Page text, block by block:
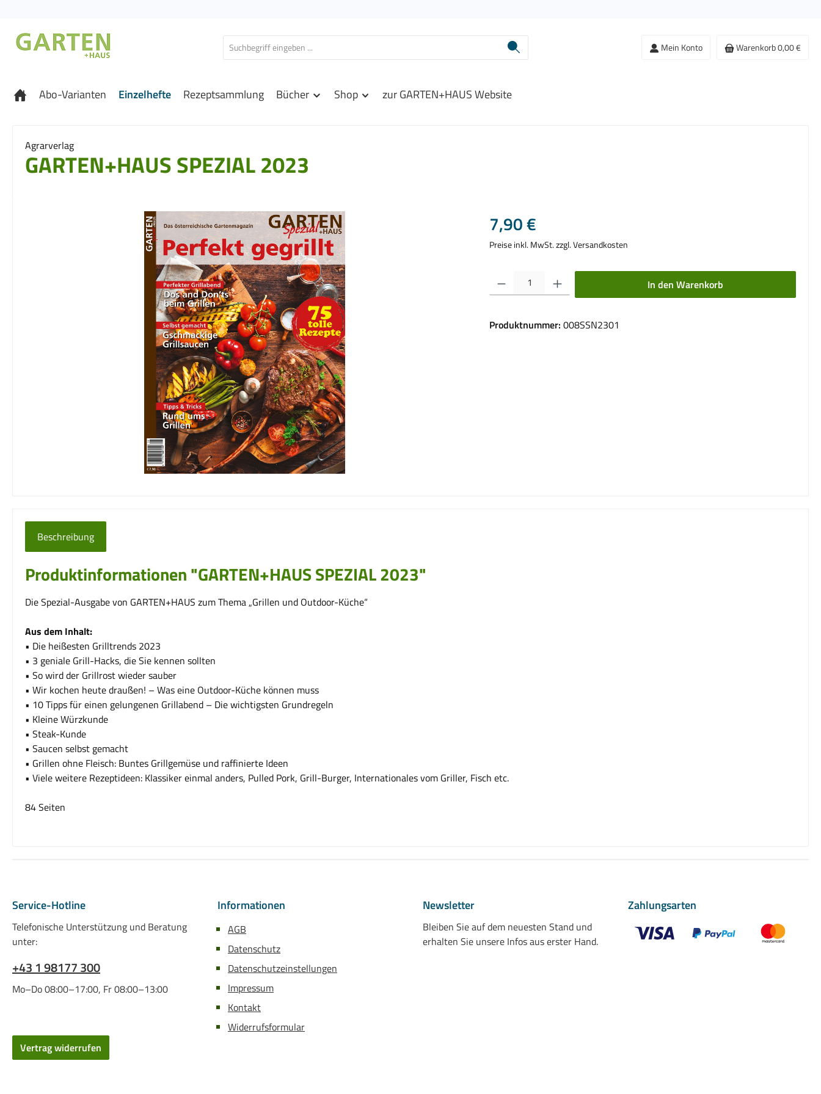
Mein Konto Warenkorb0,00 €
Abo-Varianten Einzelhefte Rezeptsammlung Bücher Shop zur GARTEN+HAUS Website
Agrarverlag
GARTEN+HAUS SPEZIAL 2023
Regulärer Preis:
7,90 €
Preise inkl. MwSt. zzgl. Versandkosten
Produkt Anzahl: Gib den gewünschten Wert ein oder benutze die Schaltflächen um die
In den Warenkorb
Produktnummer: 008SSN2301
Beschreibung
Produktinformationen "GARTEN+HAUS SPEZIAL 2023"
Die Spezial-Ausgabe von GARTEN+HAUS zum Thema „Grillen und Outdoor-Küche“
Aus dem Inhalt:
• Die heißesten Grilltrends 2023
• 3 geniale Grill-Hacks, die Sie kennen sollten
• So wird der Grillrost wieder sauber
• Wir kochen heute draußen! – Was eine Outdoor-Küche können muss
• 10 Tipps für einen gelungenen Grillabend – Die wichtigsten Grundregeln
• Kleine Würzkunde
• Steak-Kunde
• Saucen selbst gemacht
• Grillen ohne Fleisch: Buntes Grillgemüse und raffinierte Ideen
• Viele weitere Rezeptideen: Klassiker einmal anders, Pulled Pork, Grill-Burger, Internationales vom Griller, Fisch etc.
84 Seiten
Service-Hotline
Telefonische Unterstützung und Beratung
unter:
+43 1 98177 300
Mo–Do 08:00–17:00, Fr 08:00–13:00
Vertrag widerrufen
Informationen
AGB
Datenschutz
Datenschutzeinstellungen
Impressum
Kontakt
Widerrufsformular
Newsletter
Bleiben Sie auf dem neuesten Stand und
erhalten Sie unsere Infos aus erster Hand.
Zahlungsarten